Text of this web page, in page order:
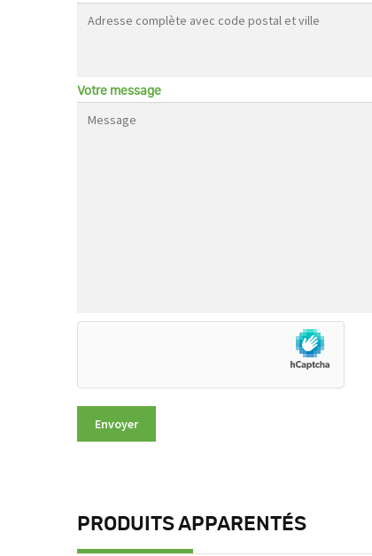
Votre message
PRODUITS APPARENTÉS